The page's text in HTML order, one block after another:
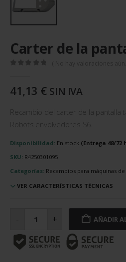
Carter de la
41,13 € SIN IVA
Recambio del carter de la pantalla
Robots envolvedores S6.
Disponibilidad: En stock
SKU: R4250301095
Categorías: Recambios para máquinas
VER CARACTERÍSTICAS TÉCNICAS
-
táctil
cantidad
+ AÑADIR